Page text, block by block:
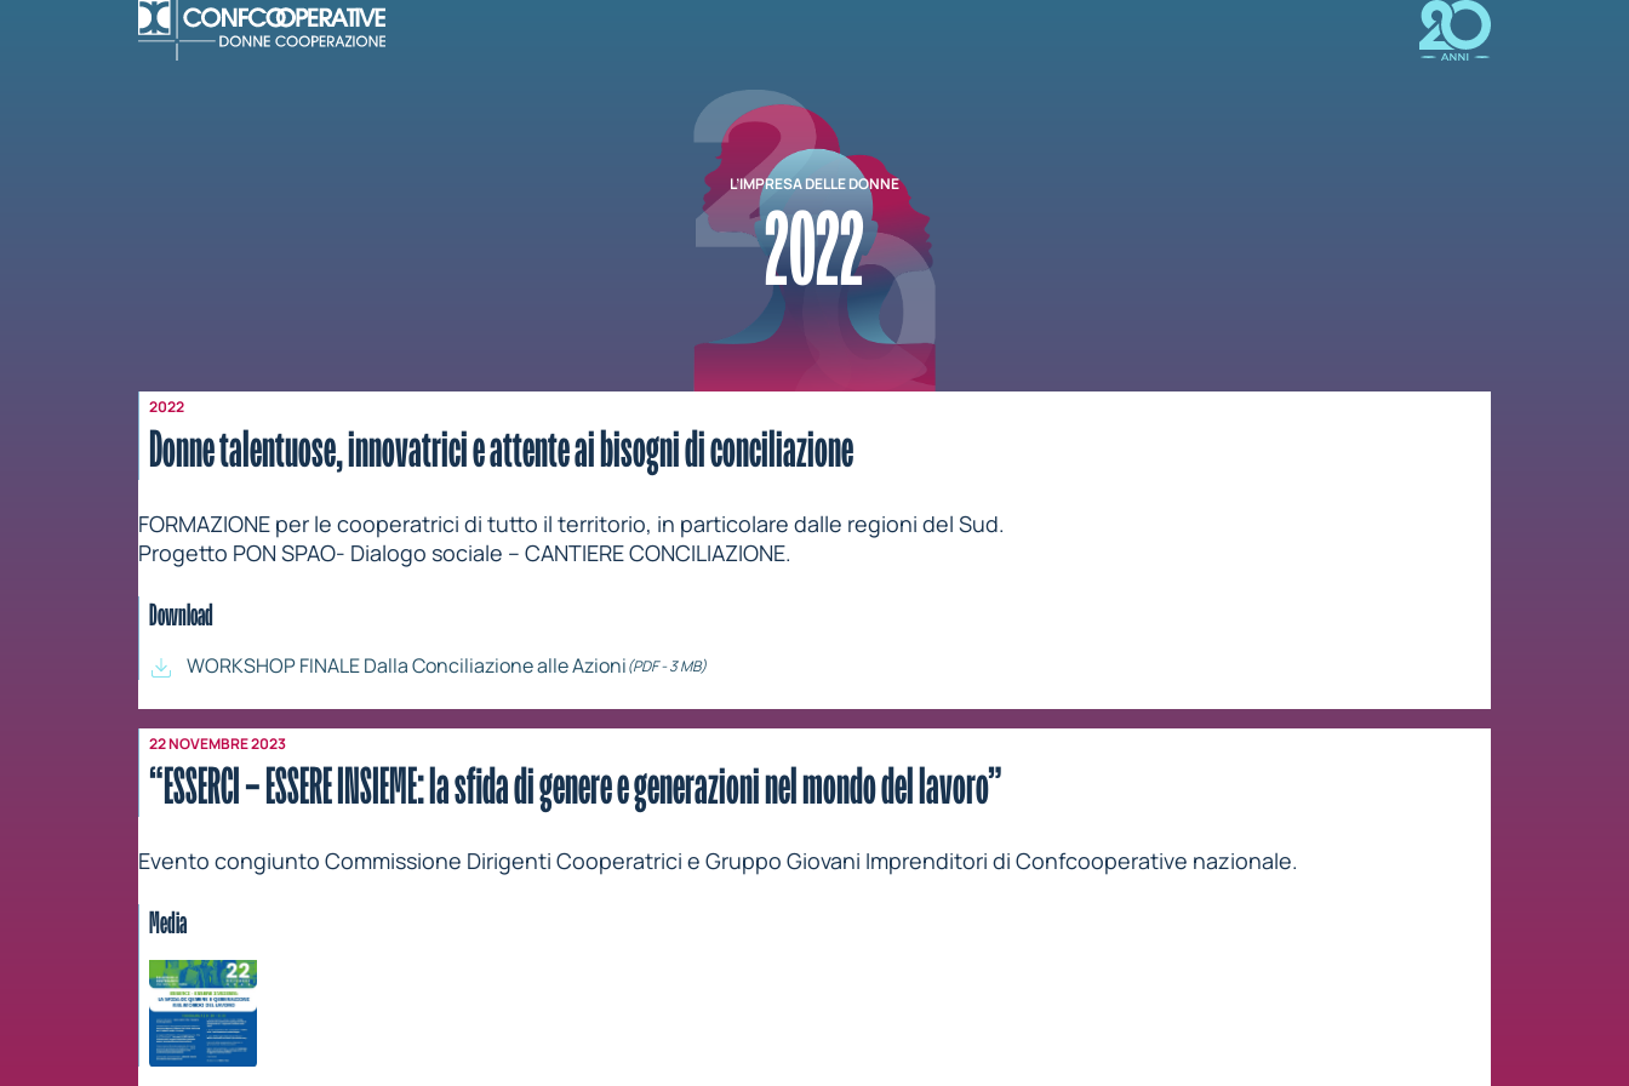
Vai al contenuto
L’IMPRESA DELLE DONNE
2022
2022
Donne talentuose, innovatrici e attente ai bisogni di conciliazione
FORMAZIONE per le cooperatrici di tutto il territorio, in particolare dalle regioni del Sud.
Progetto PON SPAO- Dialogo sociale – CANTIERE CONCILIAZIONE.
Download
WORKSHOP FINALE Dalla Conciliazione alle Azioni(PDF - 3 MB)
22 NOVEMBRE 2023
“ESSERCI – ESSERE INSIEME: la sfida di genere e generazioni nel mondo del lavoro”
Evento congiunto Commissione Dirigenti Cooperatrici e Gruppo Giovani Imprenditori di Confcooperative nazionale.
Media
programma ESSERCI - ESSERE INSIEME evento Giovani Imprenditori e Dirigenti Cooperatrici Confcooperative